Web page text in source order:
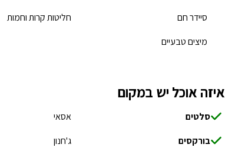
סיידר חם
חליטות קרות וחמות
מיצים טבעיים
איזה אוכל יש במקום
סלטים אסאי
בורקסים
ג'חנון